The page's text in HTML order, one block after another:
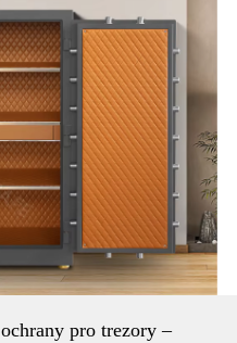
pro trezory –